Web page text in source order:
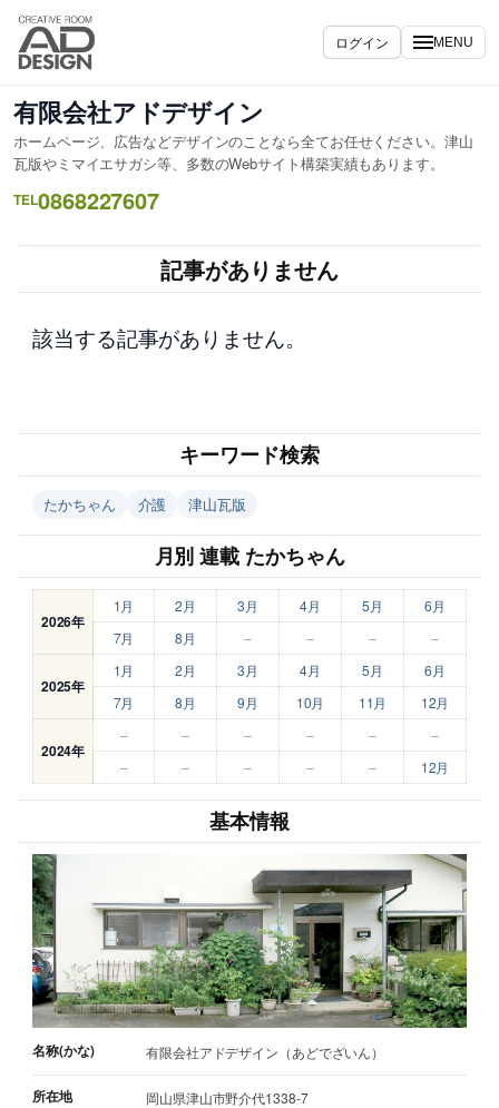
内
を
キ
ッ
プ
ログイン MENU
有限会社アドデザイン
ホームページ、広告などデザインのことなら全てお任せください。津山
瓦版やミマイエサガシ等、多数のWebサイト構築実績もあります。
TEL0868227607
記事がありません
該当する記事がありません。
キーワード検索
たかちゃん 介護 津山瓦版
月別 連載 たかちゃん
2026年
1月 2月 3月 4月 5月
6月
7月
8月 – – – –
2025年
1月 2月 3月 4月 5月
6月
7月
8月 9月 10月 11月 12月
2024年
– – – – –
–
–
– – – – 12月
基本情報
名称(かな) 有限会社アドデザイン（あどでざいん）
所在地 岡山県津山市野介代1338-7